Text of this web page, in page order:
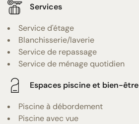
Services
Service d'étage
Blanchisserie/laverie
Service de repassage
Service de ménage quotidien
Espaces piscine et bien-être
Piscine à débordement
Piscine avec vue